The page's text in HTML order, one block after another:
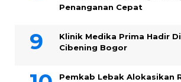
Penanganan Cepat
Klinik Medika Prima Hadir
Cibening Bogor
Pemkab Lebak Alokasikan